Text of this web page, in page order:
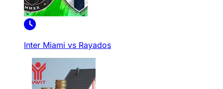
Inter Miami vs Rayados